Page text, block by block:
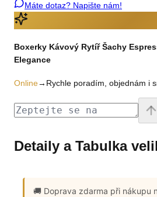
Máte dotaz? Napište nám!
Boxerky Kávový Rytíř Šachy
Elegance
Online→ Rychle poradím, objednám i
Detaily a Tabulka
🚚 Doprava zdarma při nákupu